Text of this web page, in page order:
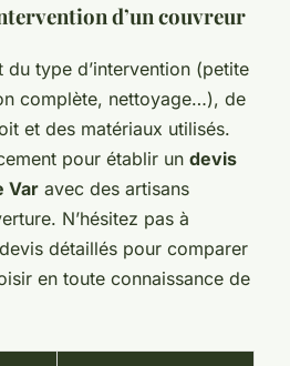
d’un couvreur
du type d’intervention (petite
complète, nettoyage…), de
et des matériaux utilisés.
pour établir un devis
Var avec des artisans
N’hésitez pas à
détaillés pour comparer
en toute connaissance de